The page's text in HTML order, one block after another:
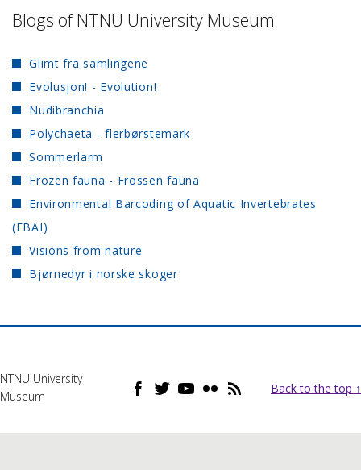
Blogs of NTNU University Museum
Glimt fra samlingene
Evolusjon! - Evolution!
Nudibranchia
Polychaeta - flerbørstemark
Sommerlarm
Frozen fauna - Frossen fauna
Environmental Barcoding of Aquatic Invertebrates
(EBAI)
Visions from nature
Bjørnedyr i norske skoger
NTNU University
Museum
Back to the top ↑